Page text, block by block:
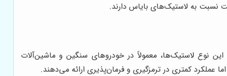
نسبت به لاستیک‌های بایاس دارند.
نوع لاستیک‌ها، معمولاً در خودروهای سنگین و ماشین‌آلات
کمتری در ترمزگیری و فرمان‌پذیری ارائه می‌دهند.